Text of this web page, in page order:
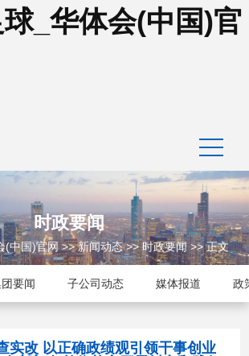
_华体会(中国)官
时政要闻
(中国)官网>>新闻动态>>时政要闻>> 正文
要闻 子公司动态 媒体报道 政
实改 以正确政绩观引领干事创业